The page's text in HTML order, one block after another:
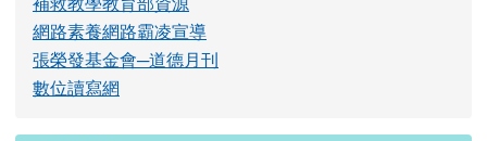
租稅知識王
國小及國中補救教學科技化評量
均一教育平台
補救教學教育部資源